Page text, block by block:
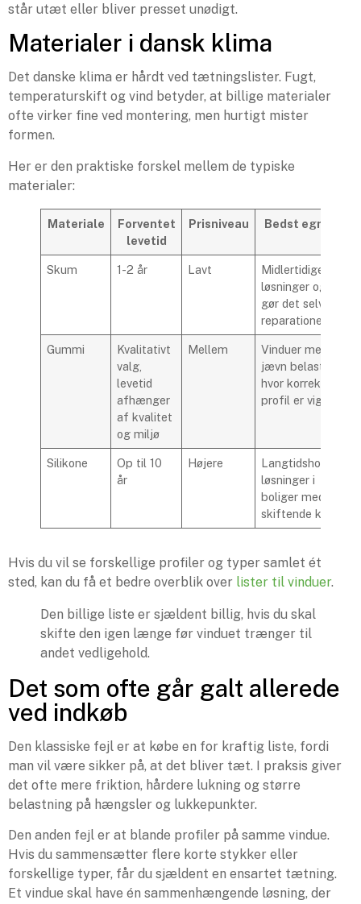
står utæt eller bliver presset unødigt.
Materialer i dansk klima
Det danske klima er hårdt ved tætningslister. Fugt,
temperaturskift og vind betyder, at billige materialer
ofte virker fine ved montering, men hurtigt mister
formen.
Her er den praktiske forskel mellem de typiske
materialer:
Materiale
Forventet
levetid
Prisniveau Bedst egnet til
Skum 1-2 år Lavt
Midlertidige
løsninger og lette
gør det selv
reparationer
Gummi
Kvalitativt
valg,
levetid
afhænger
af kvalitet
og miljø
Mellem
Vinduer med
jævn belastning,
hvor korrekt
profil er vigtig
Silikone
Op til 10
år
Højere
Langtidsholdbare
løsninger i
boliger med
skiftende klima
Hvis du vil se forskellige profiler og typer samlet ét
sted, kan du få et bedre overblik over lister til vinduer.
Den billige liste er sjældent billig, hvis du skal
skifte den igen længe før vinduet trænger til
andet vedligehold.
Det som ofte går galt allerede
ved indkøb
Den klassiske fejl er at købe en for kraftig liste, fordi
man vil være sikker på, at det bliver tæt. I praksis giver
det ofte mere friktion, hårdere lukning og større
belastning på hængsler og lukkepunkter.
Den anden fejl er at blande profiler på samme vindue.
Hvis du sammensætter flere korte stykker eller
forskellige typer, får du sjældent en ensartet tætning.
Et vindue skal have én sammenhængende løsning, der